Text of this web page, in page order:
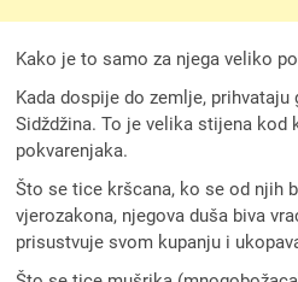
Kako je to samo za njega veliko
Kada dospije do zemlje, prihvataju
Sidždžina. To je velika stijena kod
pokvarenjaka.
Što se tice kršcana, ko se od njih
vjerozakona, njegova duša biva
prisustvuje svom kupanju i